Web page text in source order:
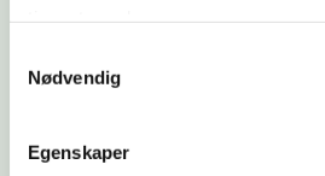
Nødvendig
Egenskaper
Les mer om historien